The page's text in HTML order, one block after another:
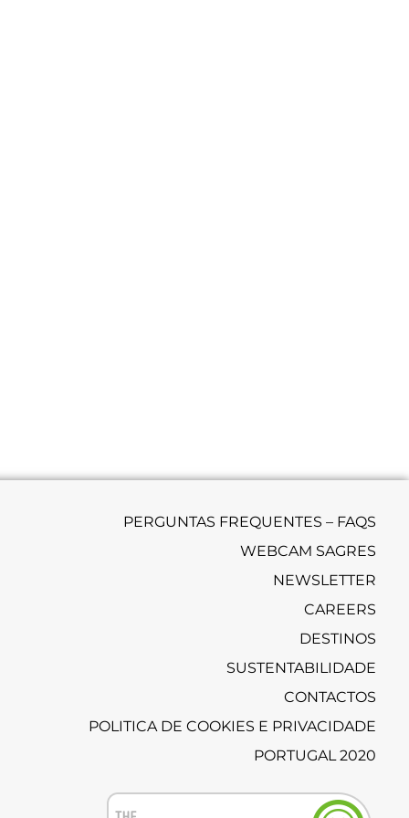
PERGUNTAS FREQUENTES – FAQS
WEBCAM SAGRES
NEWSLETTER
CAREERS
DESTINOS
SUSTENTABILIDADE
CONTACTOS
POLITICA DE COOKIES E PRIVACIDADE
PORTUGAL 2020